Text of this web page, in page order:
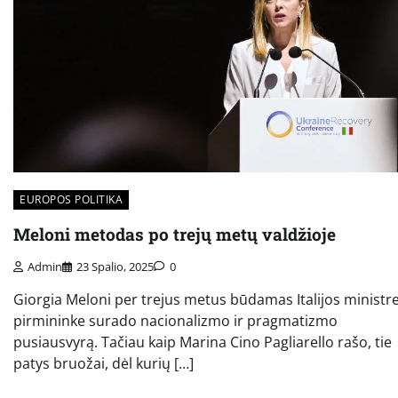
EUROPOS POLITIKA
Meloni metodas po trejų metų valdžioje
Admin 23 Spalio, 2025 0
Giorgia Meloni per trejus metus būdamas Italijos
pirmininke surado nacionalizmo ir pragmatizmo
pusiausvyrą. Tačiau kaip Marina Cino Pagliarello rašo, tie
patys bruožai, dėl kurių […]